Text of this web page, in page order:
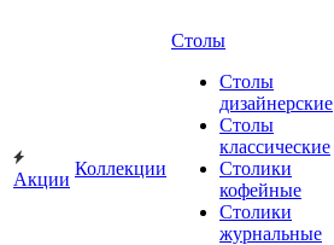
Акции
Коллекции
Столы
Столы
дизайнерские
Столы
классические
Столики
кофейные
Столики
журнальные